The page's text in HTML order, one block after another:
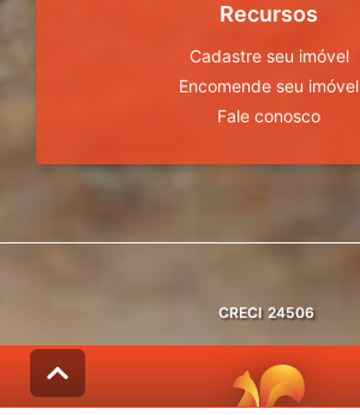
Recursos
Cadastre seu imóvel
Encomende seu imóvel
Fale conosco
CRECI 24506